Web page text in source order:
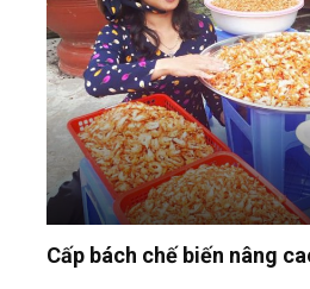
Cấp bách chế biến nâng